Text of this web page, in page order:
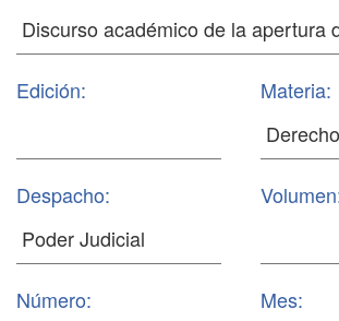
Edición: Materia:
Despacho:
Número: Mes: